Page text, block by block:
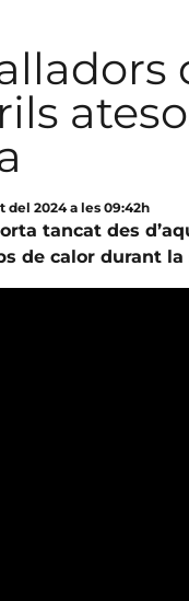
del 2024 a les 09:42h
tancat des
de calor durant